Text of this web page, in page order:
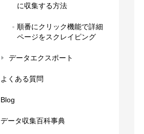
に収集する方法
順番にクリック機能で詳細
ページをスクレイピング
データエクスポート
よくある質問
Blog
データ収集百科事典